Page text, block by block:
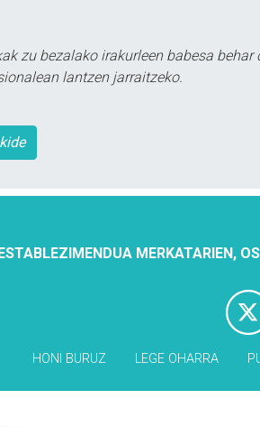
zu bezalako irakurleen babesa
lantzen jarraitzeko.
MERKATARIEN,
HONI BURUZ LEGE OHARRA